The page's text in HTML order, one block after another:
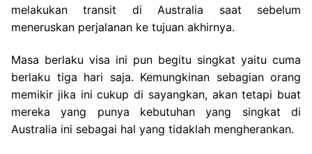
melakukan transit di Australia saat sebelum
meneruskan perjalanan ke tujuan akhirnya.
Masa berlaku visa ini pun begitu singkat yaitu cuma
berlaku tiga hari saja. Kemungkinan sebagian orang
memikir jika ini cukup di sayangkan, akan tetapi buat
mereka yang punya kebutuhan yang singkat di
Australia ini sebagai hal yang tidaklah mengherankan.